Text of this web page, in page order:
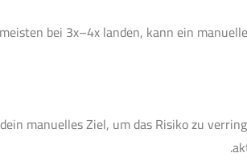
bei 3x–4x landen, kann ein
manuelles Ziel, um das Risiko zu